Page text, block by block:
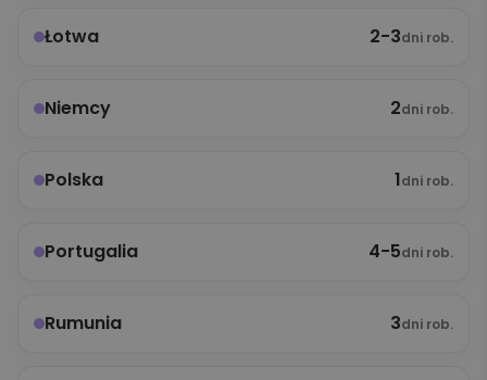
Łotwa 2-3dni rob.
Niemcy 2dni rob.
Polska 1dni rob.
Portugalia 4-5dni rob.
Rumunia 3dni rob.